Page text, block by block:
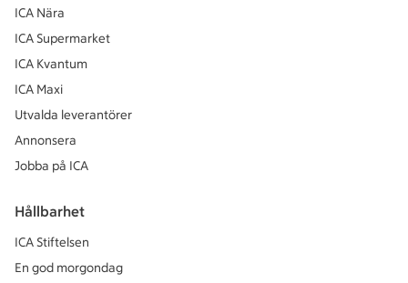
ICA Nära
ICA Supermarket
ICA Kvantum
ICA Maxi
Utvalda leverantörer
Annonsera
Jobba på ICA
Hållbarhet
ICA Stiftelsen
En god morgondag